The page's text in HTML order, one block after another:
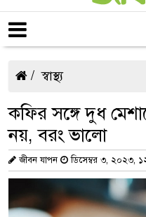
স্বাস্থ্য
কফির সঙ্গে দুধ
নয়, বরং ভালো
জীবন যাপন ডিসেম্বর ৩, ২০২৩,